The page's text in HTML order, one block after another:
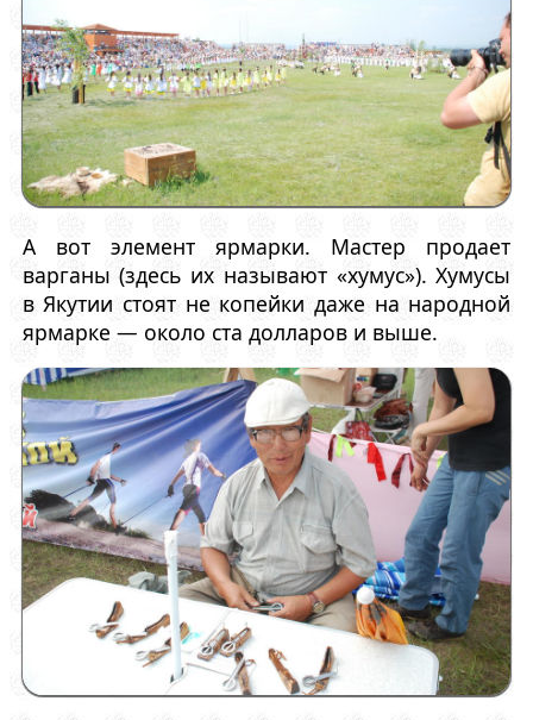
А вот элемент ярмарки. Мастер продает
варганы (здесь их называют «хумус»). Хумусы
в Якутии стоят не копейки даже на народной
ярмарке — около ста долларов и выше.